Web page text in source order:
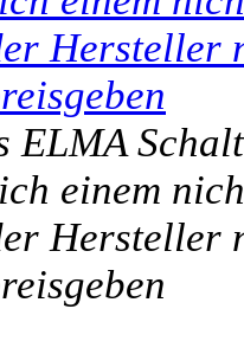
ELMA
einem
Hersteller